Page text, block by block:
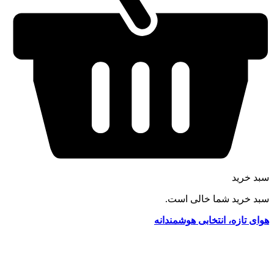
سبد خرید
سبد خرید شما خالی است.
هوای تازه، انتخابی هوشمندانه